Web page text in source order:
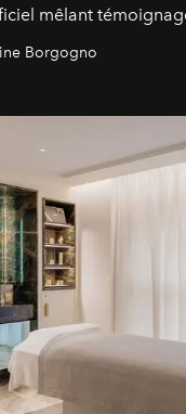
mêlant
Borgogno